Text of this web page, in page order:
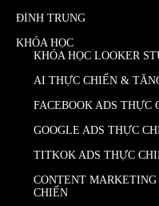
ĐÌNH TRUNG
KHÓA HỌC
KHÓA HỌC LOOKER
AI THỰC CHIẾN &
FACEBOOK ADS THỰC
GOOGLE ADS THỰC
TITKOK ADS THỰC
CONTENT
CHIẾN